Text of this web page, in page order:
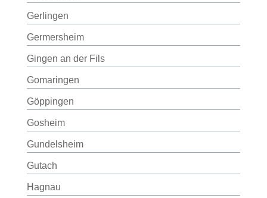
Gerlingen
Germersheim
Gingen an der Fils
Gomaringen
Göppingen
Gosheim
Gundelsheim
Gutach
Hagnau